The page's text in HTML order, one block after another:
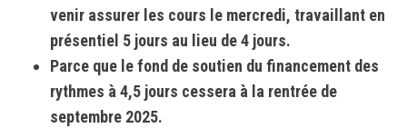
venir assurer les cours le mercredi, travaillant en
présentiel 5 jours au lieu de 4 jours.
Parce que le fond de soutien du financement des
rythmes à 4,5 jours cessera à la rentrée de
septembre 2025.